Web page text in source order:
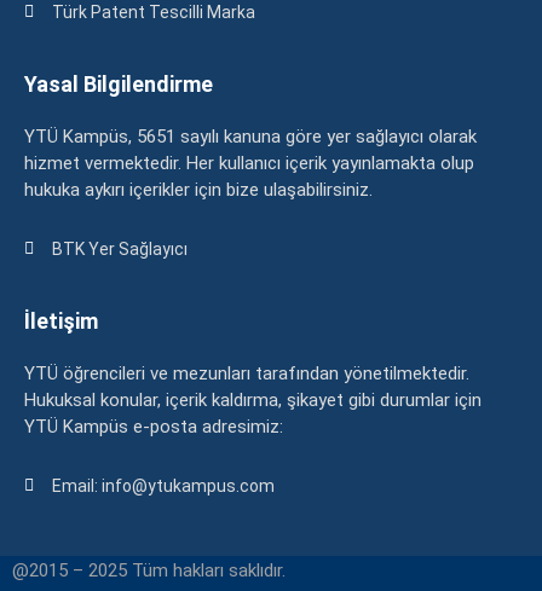
Türk Patent Tescilli Marka
Yasal Bilgilendirme
YTÜ Kampüs, 5651 sayılı kanuna göre yer sağlayıcı olarak
hizmet vermektedir. Her kullanıcı içerik yayınlamakta olup
hukuka aykırı içerikler için bize ulaşabilirsiniz.
BTK Yer Sağlayıcı
İletişim
YTÜ öğrencileri ve mezunları tarafından yönetilmektedir.
Hukuksal konular, içerik kaldırma, şikayet gibi durumlar için
YTÜ Kampüs e-posta adresimiz:
Email: info@ytukampus.com
@2015 – 2025 Tüm hakları saklıdır.